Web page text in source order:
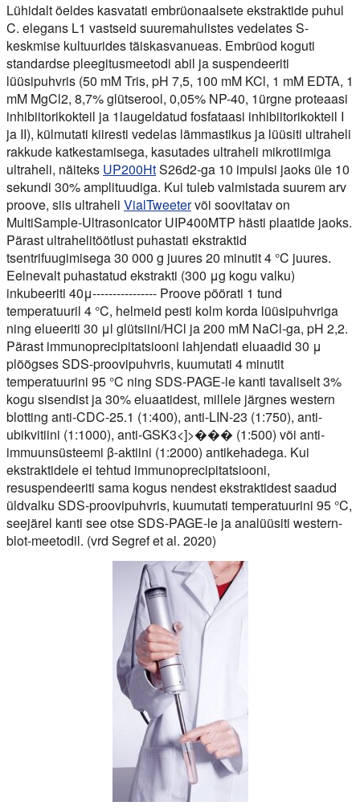
Lühidalt öeldes kasvatati embrüonaalsete ekstraktide puhul
C. elegans L1 vastseid suuremahulistes vedelates S-
keskmise kultuurides täiskasvanueas. Embrüod koguti
standardse pleegitusmeetodi abil ja suspendeeriti
lüüsipuhvris (50 mM Tris, pH 7,5, 100 mM KCl, 1 mM EDTA, 1
mM MgCl2, 8,7% glütserool, 0,05% NP-40, 1ürgne proteaasi
inhibiitorikokteil ja 1laugeldatud fosfataasi inhibiitorikokteil I
ja II), külmutati kiiresti vedelas lämmastikus ja lüüsiti ultraheli
rakkude katkestamisega, kasutades ultraheli mikrotiimiga
ultraheli, näiteks UP200HtS26d2-ga 10 impulsi jaoks üle 10
sekundi 30% amplituudiga. Kui tuleb valmistada suurem arv
proove, siis ultraheli VialTweetervõi soovitatav on
MultiSample-Ultrasonicator UIP400MTP hästi plaatide jaoks.
Pärast ultrahelitöötlust puhastati ekstraktid
tsentrifuugimisega 30 000 g juures 20 minutit 4 °C juures.
Eelnevalt puhastatud ekstrakti (300 μg kogu valku)
inkubeeriti 40μ---------------- Proove pöörati 1 tund
temperatuuril 4 °C, helmeid pesti kolm korda lüüsipuhvriga
ning elueeriti 30 μl glütsiini/HCl ja 200 mM NaCl-ga, pH 2,2.
Pärast immunoprecipitatsiooni lahjendati eluaadid 30 μ
plõõgses SDS-proovipuhvris, kuumutati 4 minutit
temperatuurini 95 °C ning SDS-PAGE-le kanti tavaliselt 3%
kogu sisendist ja 30% eluaatidest, millele järgnes western
blotting anti-CDC-25.1 (1:400), anti-LIN-23 (1:750), anti-
ubikvitiini (1:1000), anti-GSK3<]>��� (1:500) või anti-
immuunsüsteemi β-aktiini (1:2000) antikehadega. Kui
ekstraktidele ei tehtud immunoprecipitatsiooni,
resuspendeeriti sama kogus nendest ekstraktidest saadud
üldvalku SDS-proovipuhvris, kuumutati temperatuurini 95 °C,
seejärel kanti see otse SDS-PAGE-le ja analüüsiti western-
blot-meetodil. (vrd Segref et al. 2020)